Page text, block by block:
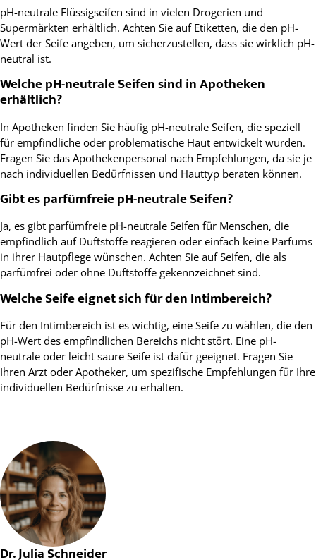
pH-neutrale Flüssigseifen sind in vielen Drogerien und
Supermärkten erhältlich. Achten Sie auf Etiketten, die den pH-
Wert der Seife angeben, um sicherzustellen, dass sie wirklich pH-
neutral ist.
Welche pH-neutrale Seifen sind in Apotheken
erhältlich?
In Apotheken finden Sie häufig pH-neutrale Seifen, die speziell
für empfindliche oder problematische Haut entwickelt wurden.
Fragen Sie das Apothekenpersonal nach Empfehlungen, da sie je
nach individuellen Bedürfnissen und Hauttyp beraten können.
Gibt es parfümfreie pH-neutrale Seifen?
Ja, es gibt parfümfreie pH-neutrale Seifen für Menschen, die
empfindlich auf Duftstoffe reagieren oder einfach keine Parfums
in ihrer Hautpflege wünschen. Achten Sie auf Seifen, die als
parfümfrei oder ohne Duftstoffe gekennzeichnet sind.
Welche Seife eignet sich für den Intimbereich?
Für den Intimbereich ist es wichtig, eine Seife zu wählen, die den
pH-Wert des empfindlichen Bereichs nicht stört. Eine pH-
neutrale oder leicht saure Seife ist dafür geeignet. Fragen Sie
Ihren Arzt oder Apotheker, um spezifische Empfehlungen für Ihre
individuellen Bedürfnisse zu erhalten.
Dr. Julia Schneider